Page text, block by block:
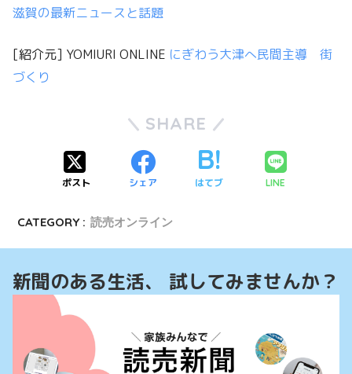
滋賀の最新ニュースと話題
[紹介元] YOMIURI ONLINE にぎわう大津へ民間主導 街
づくり
SHARE
ポスト シェア はてブ LINE
CATEGORY : 読売オンライン
新聞のある生活、 試してみませんか？